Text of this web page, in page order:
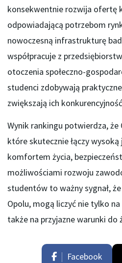
konsekwentnie rozwija ofertę
odpowiadającą potrzebom
nowoczesną infrastrukturę
współpracuje z
otoczenia społeczno-
studenci zdobywają
zwiększają ich
Wynik rankingu potwierdza,
które skutecznie łączy wysoką
komfortem życia,
możliwościami rozwoju
studentów to ważny sygnał,
Opolu, mogą liczyć nie tylko
także na przyjazne warunki do
Facebook